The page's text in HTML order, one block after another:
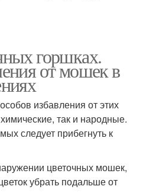
горшках.
от мошек в
избавления от этих
так и народные.
следует прибегнуть к
цветочных мошек,
убрать подальше от